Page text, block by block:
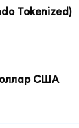
Tokenized)
США